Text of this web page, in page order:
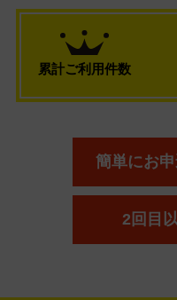
累計ご利用件数
簡単にお
2回目